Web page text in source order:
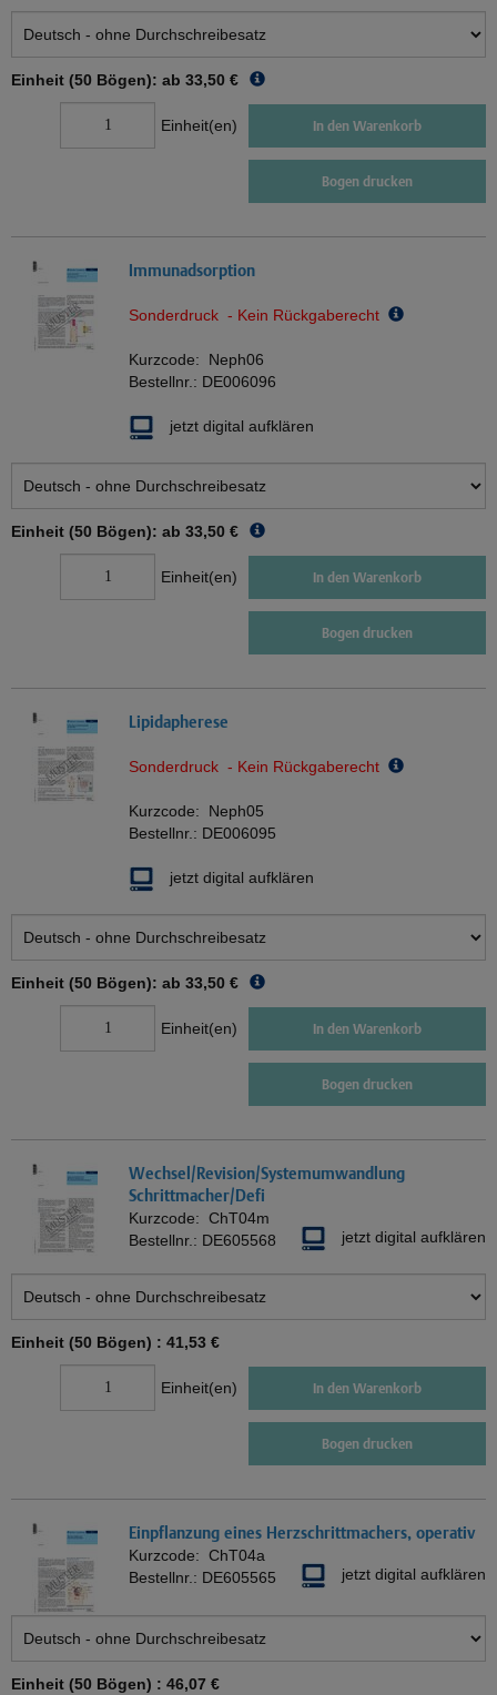
Einheit (50 Bögen): ab 33,50 €
Einheit(en) In den Warenkorb
Bogen drucken
Immunadsorption
Sonderdruck - Kein Rückgaberecht
Kurzcode: Neph06
Bestellnr.: DE006096
jetzt digital aufklären
Einheit (50 Bögen): ab 33,50 €
Einheit(en) In den Warenkorb
Bogen drucken
Lipidapherese
Sonderdruck - Kein Rückgaberecht
Kurzcode: Neph05
Bestellnr.: DE006095
jetzt digital aufklären
Einheit (50 Bögen): ab 33,50 €
Einheit(en) In den Warenkorb
Bogen drucken
Wechsel/Revision/Systemumwandlung
Schrittmacher/Defi
Kurzcode: ChT04m
Bestellnr.: DE605568 jetzt digital aufklären
Einheit (50 Bögen) : 41,53 €
Einheit(en) In den Warenkorb
Bogen drucken
Einpflanzung eines Herzschrittmachers, operativ
Kurzcode: ChT04a
Bestellnr.: DE605565 jetzt digital aufklären
Einheit (50 Bögen) : 46,07 €